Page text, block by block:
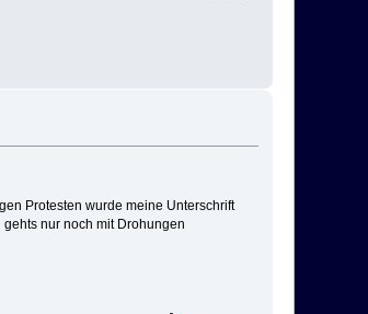
Protesten wurde meine Unterschrift
nur noch mit Drohungen